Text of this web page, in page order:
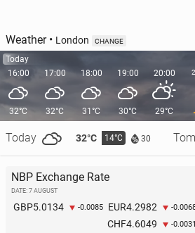
Weather• London CHANGE
Today
16:00
32°C
Today 32°C 14°C 30
17:00
32°C
18:00
31°C
19:00
30°C
20:00
29°C
NBP Exchange Rate
DATE: 7 AUGUST
GBP5.0134 -0.0085 EUR4.2982 -
CHF4.6049 -0.0031